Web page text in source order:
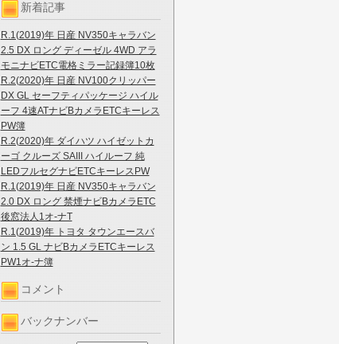
新着記事
R.1(2019)年 日産 NV350キャラバン
2.5 DX ロング ディーゼル 4WD アラ
モニナビETC電格ミラー記録簿10枚
R.2(2020)年 日産 NV100クリッパー
DX GL セーフティパッケージ ハイル
ーフ 4速ATナビBカメラETCキーレス
PW簿
R.2(2020)年 ダイハツ ハイゼットカ
ーゴ クルーズ SAIII ハイルーフ 純
LEDフルセグナビETCキーレスPW
R.1(2019)年 日産 NV350キャラバン
2.0 DX ロング 禁煙ナビBカメラETC
後窓法人1オ-ナT
R.1(2019)年 トヨタ タウンエースバ
ン 1.5 GL ナビBカメラETCキーレス
PW1オ-ナ簿
コメント
バックナンバー